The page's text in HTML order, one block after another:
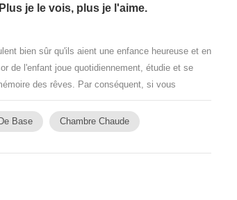
je le vois, plus je l'aime.
bien sûr qu'ils aient une enfance heureuse et en
de l'enfant joue quotidiennement, étudie et se
des rêves. Par conséquent, si vous
l'enfant...
Base Chambre Chaude